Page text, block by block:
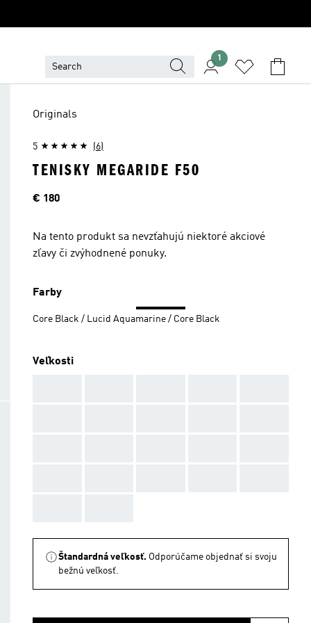
1
Originals
5 (6)
TENISKY MEGARIDE F50
Cena
€ 180
Na tento produkt sa nevzťahujú niektoré akciové
zľavy či zvýhodnené ponuky.
Farby
Core Black / Lucid Aquamarine / Core Black
Veľkosti
Štandardná veľkosť. Odporúčame objednať si svoju
bežnú veľkosť.